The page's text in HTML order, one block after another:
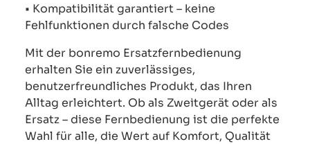
• Kompatibilität garantiert – keine
Fehlfunktionen durch falsche Codes
Mit der bonremo Ersatzfernbedienung
erhalten Sie ein zuverlässiges,
benutzerfreundliches Produkt, das Ihren
Alltag erleichtert. Ob als Zweitgerät oder als
Ersatz – diese Fernbedienung ist die perfekte
Wahl für alle, die Wert auf Komfort, Qualität